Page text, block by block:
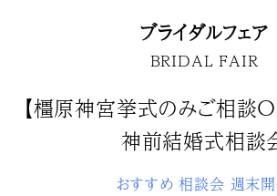
ブライダルフェア
BRIDAL FAIR
【橿原神宮挙式のみご相談
神前結婚式相談
おすすめ 相談会 週末